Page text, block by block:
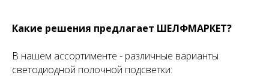
Какие решения предлагает ШЕЛФМАРКЕТ?
В нашем ассортименте - различные варианты
светодиодной полочной подсветки: